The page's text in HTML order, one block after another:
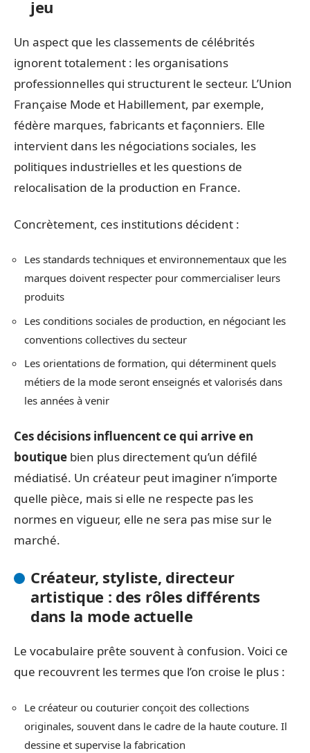
jeu
Un aspect que les classements de célébrités
ignorent totalement : les organisations
professionnelles qui structurent le secteur. L’Union
Française Mode et Habillement, par exemple,
fédère marques, fabricants et façonniers. Elle
intervient dans les négociations sociales, les
politiques industrielles et les questions de
relocalisation de la production en France.
Concrètement, ces institutions décident :
Les standards techniques et environnementaux que les
marques doivent respecter pour commercialiser leurs
produits
Les conditions sociales de production, en négociant les
conventions collectives du secteur
Les orientations de formation, qui déterminent quels
métiers de la mode seront enseignés et valorisés dans
les années à venir
Ces décisions influencent ce qui arrive en
boutique bien plus directement qu’un défilé
médiatisé. Un créateur peut imaginer n’importe
quelle pièce, mais si elle ne respecte pas les
normes en vigueur, elle ne sera pas mise sur le
marché.
Créateur, styliste, directeur
artistique : des rôles différents
dans la mode actuelle
Le vocabulaire prête souvent à confusion. Voici ce
que recouvrent les termes que l’on croise le plus :
Le créateur ou couturier conçoit des collections
originales, souvent dans le cadre de la haute couture. Il
dessine et supervise la fabrication